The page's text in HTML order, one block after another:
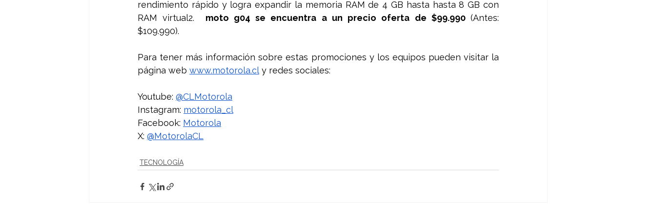
rendimiento rápido y logra expandir la memoria RAM de 4 GB hasta hasta 8 GB con
RAM virtual2. moto g04 se encuentra a un precio oferta de $99.990 (Antes:
$109.990).
Para tener más información sobre estas promociones y los equipos pueden visitar la
página web www.motorola.cl y redes sociales:
Youtube: @CLMotorola
Instagram: motorola_cl
Facebook: Motorola
X: @MotorolaCL
TECNOLOGÍA